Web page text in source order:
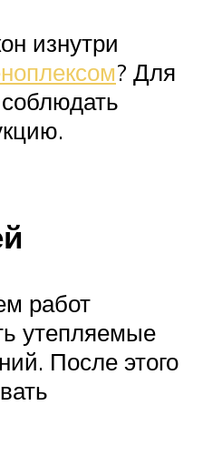
изнутри
? Для
работ
утепляемые
После этого